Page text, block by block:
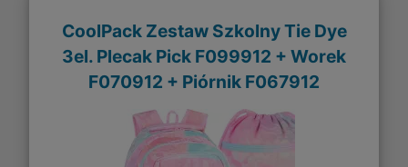
CoolPack Zestaw Szkolny Tie Dye
3el. Plecak Pick F099912 + Worek
F070912 + Piórnik F067912